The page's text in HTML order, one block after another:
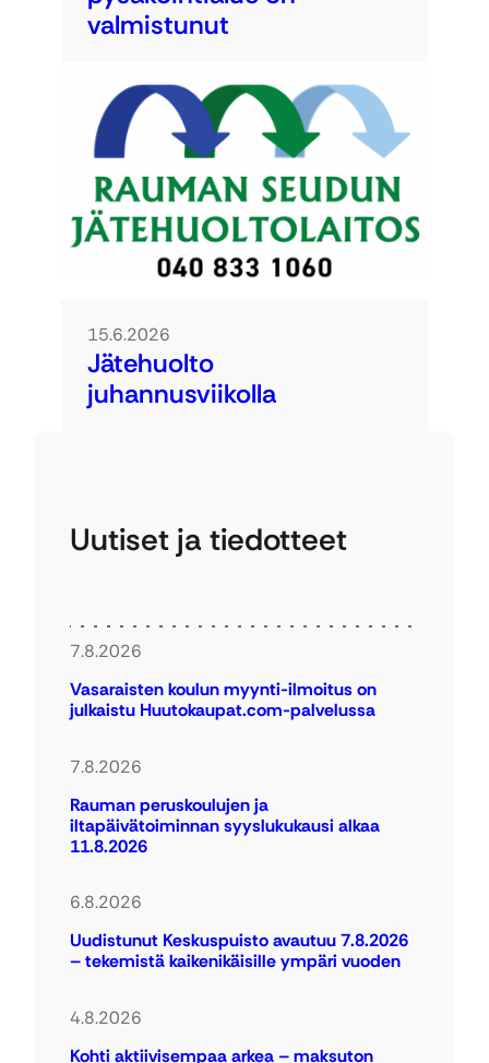
valmistunut
15.6.2026
Jätehuolto
juhannusviikolla
Uutiset ja tiedotteet
7.8.2026
Vasaraisten koulun myynti-ilmoitus on
julkaistu Huutokaupat.com-palvelussa
7.8.2026
Rauman peruskoulujen ja
iltapäivätoiminnan syyslukukausi alkaa
11.8.2026
6.8.2026
Uudistunut Keskuspuisto avautuu 7.8.2026
– tekemistä kaikenikäisille ympäri vuoden
4.8.2026
Kohti aktiivisempaa arkea – maksuton